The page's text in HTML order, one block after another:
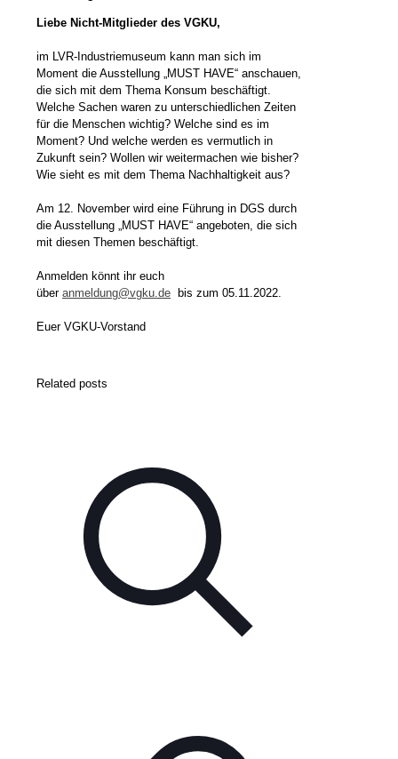
Liebe Nicht-Mitglieder des VGKU,
im LVR-Industriemuseum kann man sich im
Moment die Ausstellung „MUST HAVE“ anschauen,
die sich mit dem Thema Konsum beschäftigt.
Welche Sachen waren zu unterschiedlichen Zeiten
für die Menschen wichtig? Welche sind es im
Moment? Und welche werden es vermutlich in
Zukunft sein? Wollen wir weitermachen wie bisher?
Wie sieht es mit dem Thema Nachhaltigkeit aus?
Am 12. November wird eine Führung in DGS durch
die Ausstellung „MUST HAVE“ angeboten, die sich
mit diesen Themen beschäftigt.
Anmelden könnt ihr euch
über anmeldung@vgku.de bis zum 05.11.2022.
Euer VGKU-Vorstand
Related posts